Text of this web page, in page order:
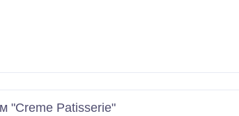
"Creme Patisserie"